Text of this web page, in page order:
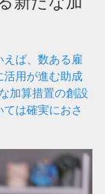
ば、数ある雇
活用が進む助成
加算措置の創設
は確実におさ